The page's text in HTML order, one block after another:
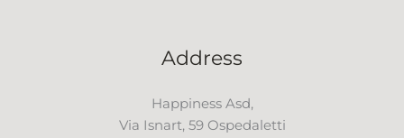
Address
Happiness Asd,
Via Isnart, 59 Ospedaletti